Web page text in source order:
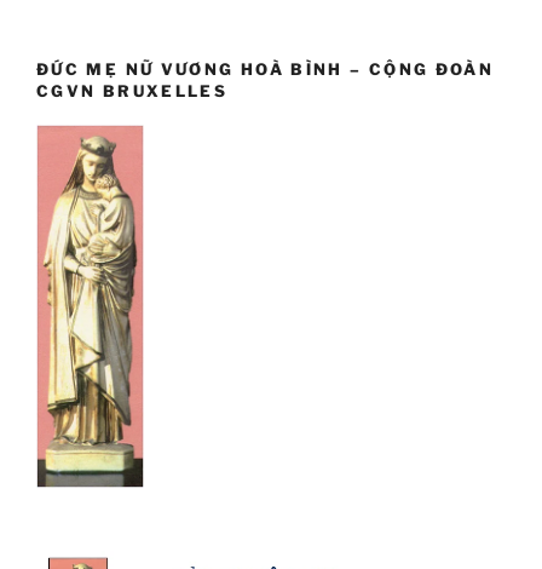
ĐỨC MẸ NỮ VƯƠNG HOÀ BÌNH – CỘNG ĐOÀN
CGVN BRUXELLES